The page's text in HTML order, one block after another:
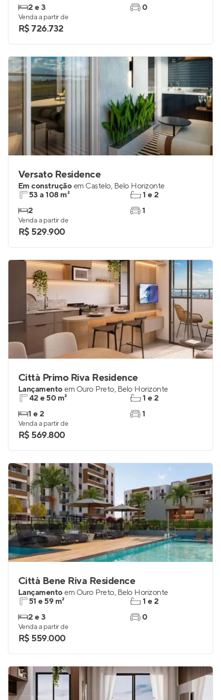
2 e 3 0
Venda a partir de
R$ 726.732
Versato Residence
Em construção em Castelo, Belo Horizonte
53 a 108 m²
2
1 e 2
1
Venda a partir de
R$ 529.900
Città Primo Riva Residence
Lançamento em Ouro Preto, Belo Horizonte
42 e 50 m²
1 e 2
1 e 2
1
Venda a partir de
R$ 569.800
Città Bene Riva Residence
Lançamento em Ouro Preto, Belo Horizonte
51 e 59 m²
2 e 3
1 e 2
0
Venda a partir de
R$ 559.000